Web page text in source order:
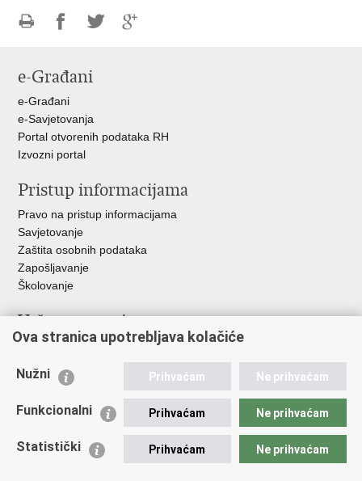
FacebookuTwitteru
e-Građani
e-Građani
e-Savjetovanja
Portal otvorenih podataka RH
Izvozni portal
Pristup informacijama
Pravo na pristup informacijama
Savjetovanje
Zaštita osobnih podataka
Zapošljavanje
Školovanje
Važne poveznice
Ministarstvo unutarnjih poslova
Udruge
Policijska akademija
Zaklada policijske solidarnosti
Ova stranica upotrebljava kolačiće
Nužni Prihvaćam Ne prihvaćam
Funkcionalni Prihvaćam Ne prihvaćam
Statistički Prihvaćam Ne prihvaćam